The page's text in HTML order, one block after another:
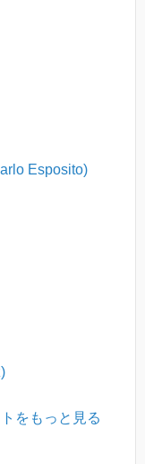
Esposito)
をもっと見る